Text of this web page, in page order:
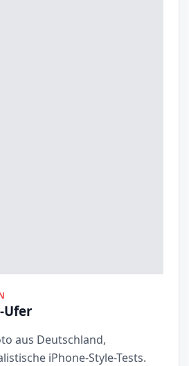
Ufer
aus Deutschland,
iPhone-Style-Tests.